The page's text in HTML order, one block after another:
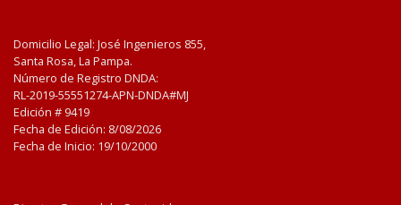
Domicilio Legal: José Ingenieros 855,
Santa Rosa, La Pampa.
Número de Registro DNDA:
RL-2019-55551274-APN-DNDA#MJ
Edición # 9419
Fecha de Edición: 8/08/2026
Fecha de Inicio: 19/10/2000